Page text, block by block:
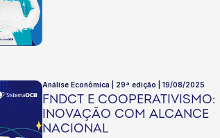
Análise Econômica | 29ª edição | 19/08/2025
FNDCT E COOPERATIVISMO:
INOVAÇÃO COM ALCANCE
NACIONAL